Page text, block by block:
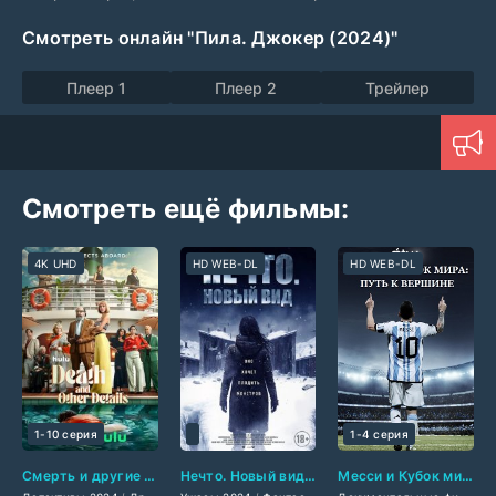
Смотреть онлайн "Пила. Джокер (2024)"
Плеер 1 Плеер 2 Трейлер
Смотреть ещё фильмы:
Смерть и другие подробности (2024)
4K UHD
1-10 серия
Нечто. Новый вид (2024)
HD WEB-DL
Месси и Кубок мира: Путь к вершине (2024)
HD WEB-DL
1-4 серия